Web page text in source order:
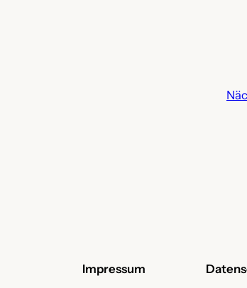
Impressum